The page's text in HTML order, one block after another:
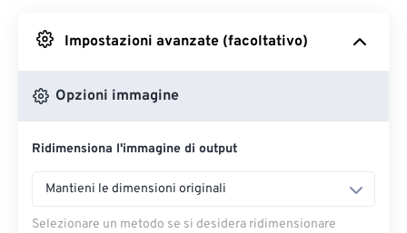
Da Google Drive
Impostazioni avanzate (facoltativo)
Opzioni immagine
Ridimensiona l'immagine di output
Mantieni le dimensioni originali
Selezionare un metodo se si desidera ridimensionare